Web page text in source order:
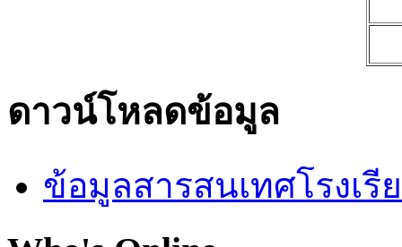
ดาวน์โหลดข้อมูล
ข้อมูลสารสนเทศโรงเรี